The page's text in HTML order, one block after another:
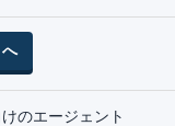
のエージェント